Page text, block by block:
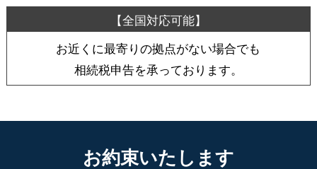
お近くに最寄りの拠点がない場合でも
相続税申告を承っております。
お約束いたします